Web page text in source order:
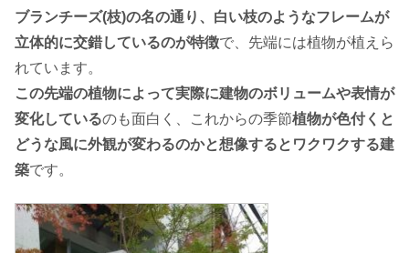
ブランチーズ(枝)の名の通り、白い枝のようなフレームが
立体的に交錯しているのが特徴で、先端には植物が植えら
れています。
この先端の植物によって実際に建物のボリュームや表情が
変化しているのも面白く、これからの季節植物が色付くと
どうな風に外観が変わるのかと想像するとワクワクする建
築です。